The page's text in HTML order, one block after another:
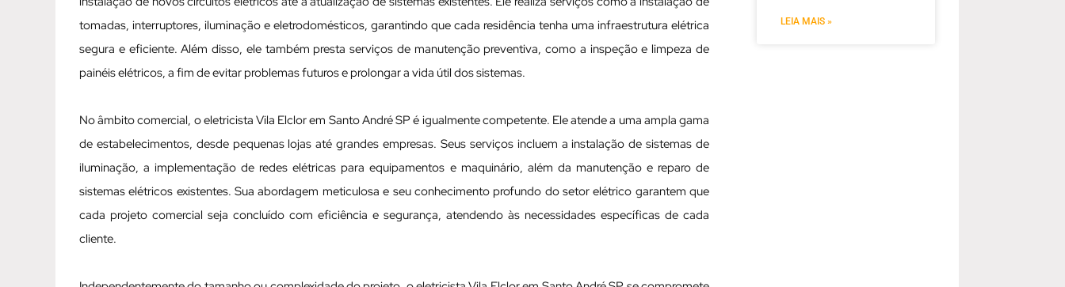
tomadas, interruptores, iluminação e eletrodomésticos, garantindo que cada residência tenha uma infraestrutura elétrica
segura e eficiente. Além disso, ele também presta serviços de manutenção preventiva, como a inspeção e limpeza de
painéis elétricos, a fim de evitar problemas futuros e prolongar a vida útil dos sistemas.
No âmbito comercial, o eletricista Vila Elclor em Santo André SP é igualmente competente. Ele atende a uma ampla gama
de estabelecimentos, desde pequenas lojas até grandes empresas. Seus serviços incluem a instalação de sistemas de
iluminação, a implementação de redes elétricas para equipamentos e maquinário, além da manutenção e reparo de
sistemas elétricos existentes. Sua abordagem meticulosa e seu conhecimento profundo do setor elétrico garantem que
cada projeto comercial seja concluído com eficiência e segurança, atendendo às necessidades específicas de cada
cliente.
LEIA MAIS »